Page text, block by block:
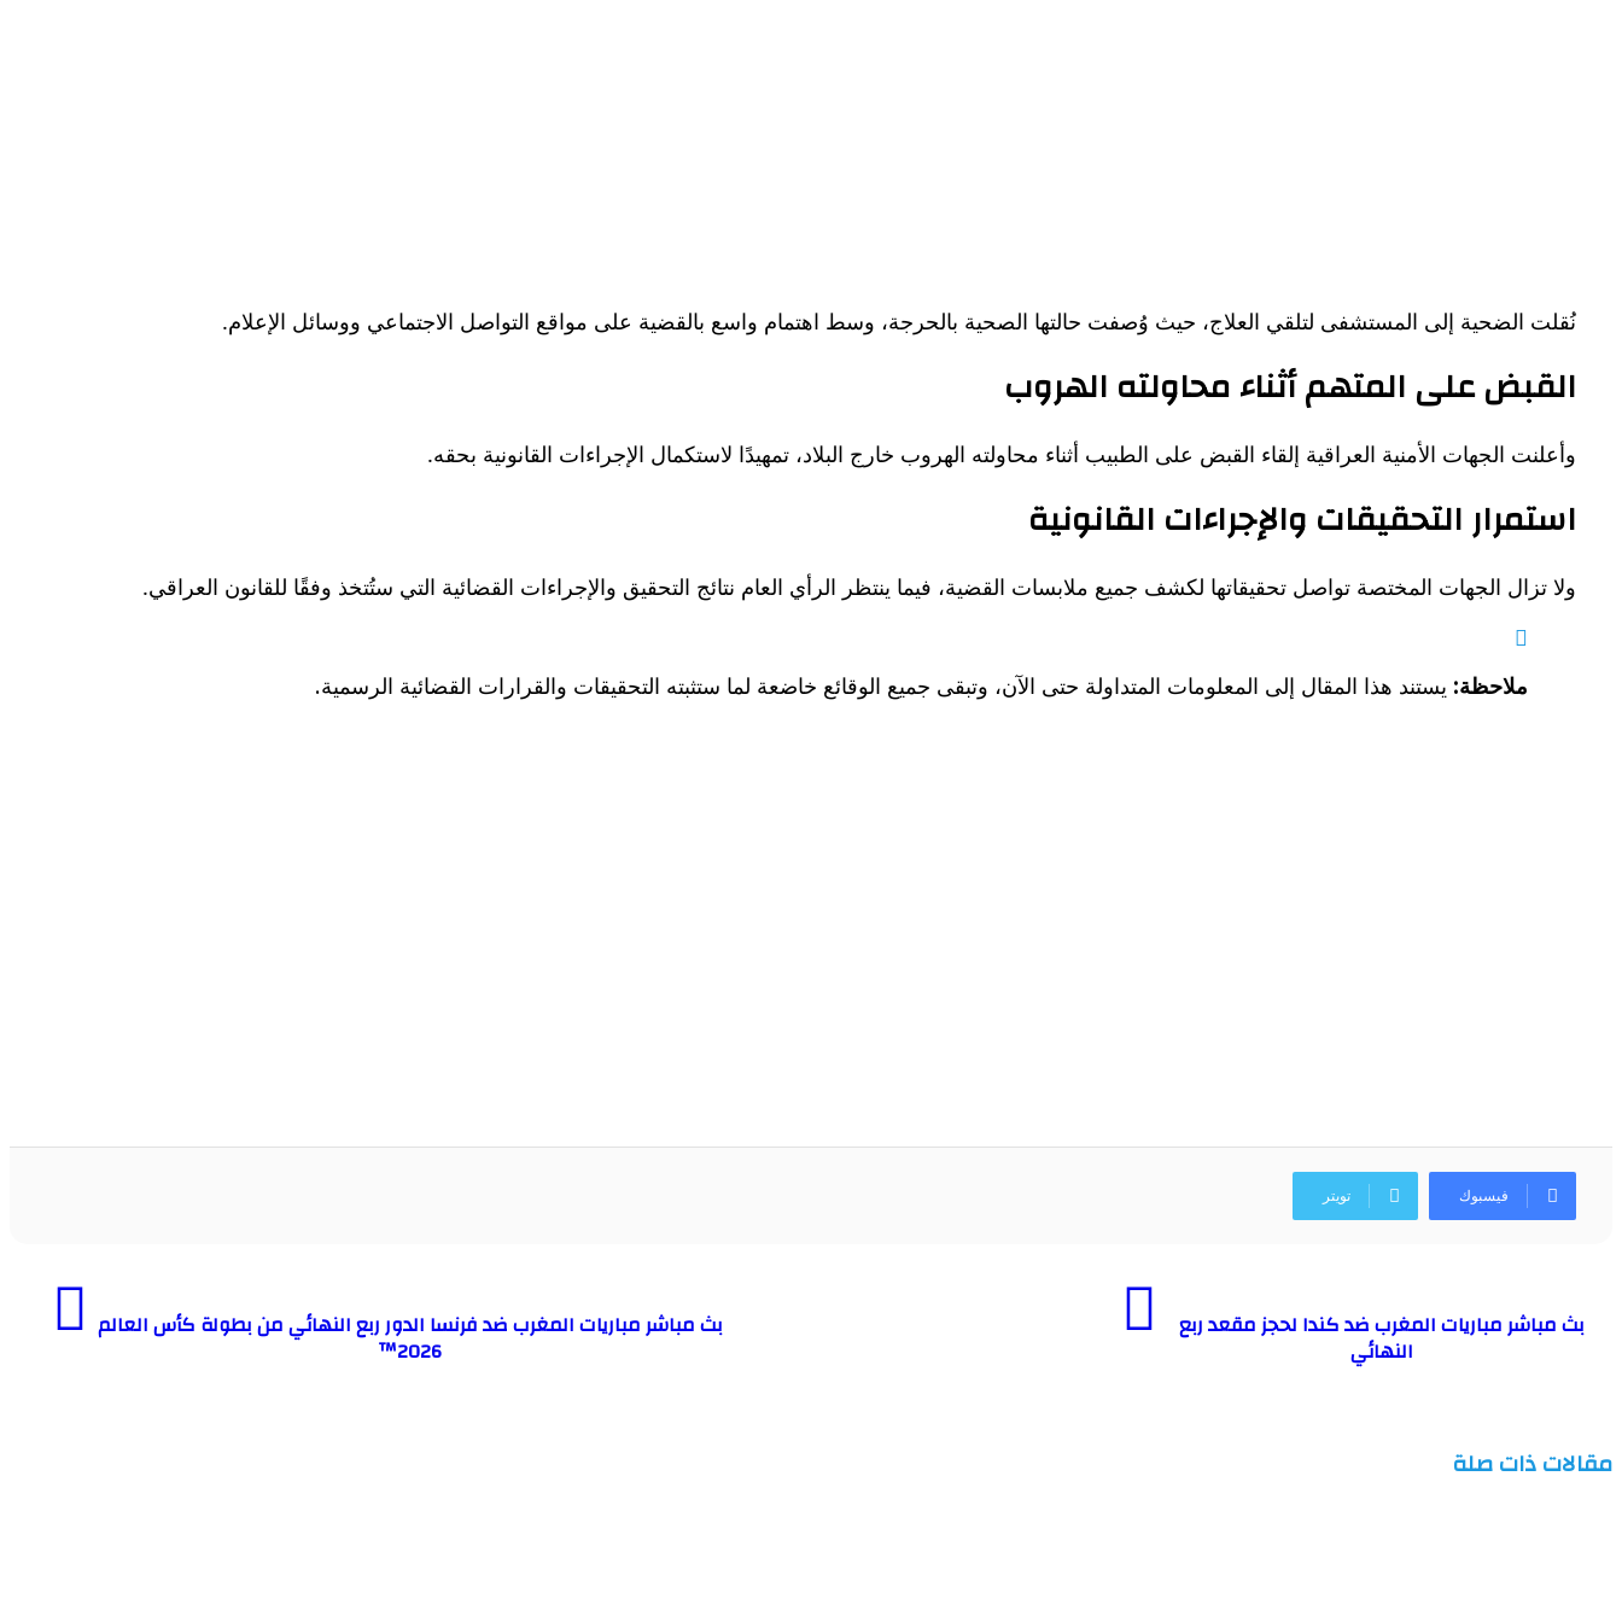
نُقلت الضحية إلى المستشفى لتلقي العلاج، حيث وُصفت حالتها الصحية بالحرجة، وسط اهتمام واسع بالقضية على مواقع التواصل الاجتماعي ووسائل الإعلام.
القبض على المتهم أثناء محاولته الهروب
وأعلنت الجهات الأمنية العراقية إلقاء القبض على الطبيب أثناء محاولته الهروب خارج البلاد، تمهيدًا لاستكمال الإجراءات القانونية بحقه.
استمرار التحقيقات والإجراءات القانونية
ولا تزال الجهات المختصة تواصل تحقيقاتها لكشف جميع ملابسات القضية، فيما ينتظر الرأي العام نتائج التحقيق والإجراءات القضائية التي ستُتخذ وفقًا للقانون العراقي.
ملاحظة: يستند هذا المقال إلى المعلومات المتداولة حتى الآن، وتبقى جميع الوقائع خاضعة لما ستثبته التحقيقات والقرارات القضائية الرسمية.
فيسبوك تويتر
بث مباشر مباريات المغرب ضد كندا لحجز مقعد ربع
النهائي
بث مباشر مباريات المغرب ضد فرنسا الدور ربع النهائي من بطولة كأس العالم
2026™
مقالات ذات صلة